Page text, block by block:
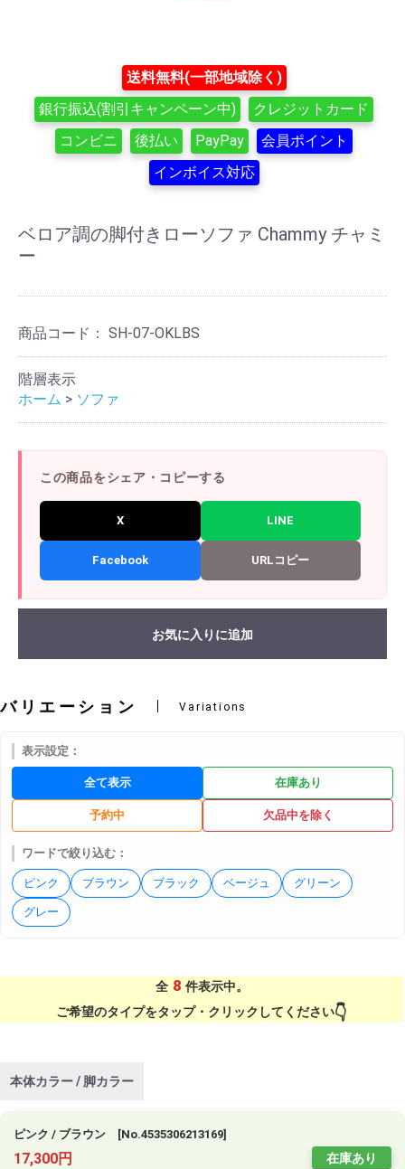
送料無料(一部地域除く)
銀行振込(割引キャンペーン中)
クレジットカード
コンビニ
後払い PayPay
会員ポイント
インボイス対応
ベロア調の脚付きローソファ Chammy チャミ
ー
商品コード： SH-07-OKLBS
階層表示
ホーム > ソファ
この商品をシェア・コピーする
X LINE
Facebook URLコピー
お気に入りに追加
バリエーション Variations
表示設定：
全て表示 在庫あり
予約中 欠品中を除く
ワードで絞り込む：
ピンク ブラウン ブラック ベージュ グリーン
グレー
全 8 件表示中。
ご希望のタイプをタップ・クリックしてください
本体カラー / 脚カラー
ピンク / ブラウン [No.4535306213169]
17,300円 在庫あり